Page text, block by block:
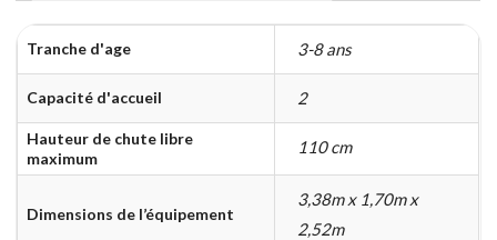
Tranche d'age 3-8 ans
Capacité d'accueil 2
Hauteur de chute libre
maximum
110 cm
Dimensions de l’équipement
3,38m x 1,70m x
2,52m